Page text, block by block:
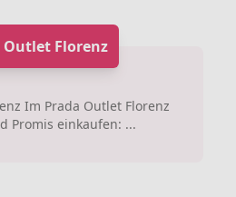
Outlet Florenz
Im Prada Outlet Florenz
Promis einkaufen: ...